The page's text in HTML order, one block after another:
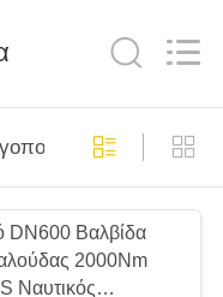
DN600 Βαλβίδα
2000Nm
Ναυτικός